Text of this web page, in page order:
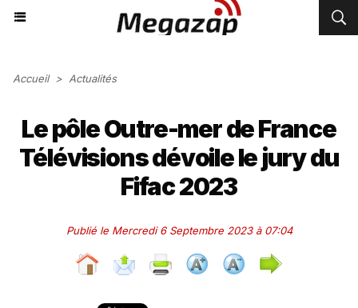
Accueil > Actualités
Le pôle Outre-mer de France
Télévisions dévoile le jury du
Fifac 2023
Publié le Mercredi 6 Septembre 2023 à 07:04